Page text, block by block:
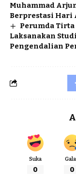
Muhammad
Berprestasi Hari
Perumda
Laksanakan
Pengendalian
Suka
0 0